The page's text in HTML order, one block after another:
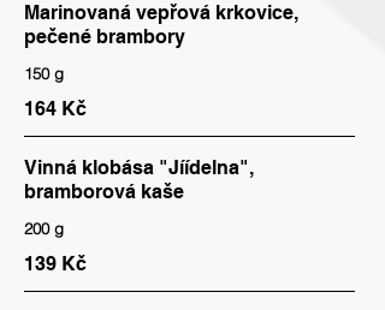
Marinovaná vepřová krkovice,
pečené brambory
150 g
164 Kč
Vinná klobása "Jíídelna",
bramborová kaše
200 g
139 Kč